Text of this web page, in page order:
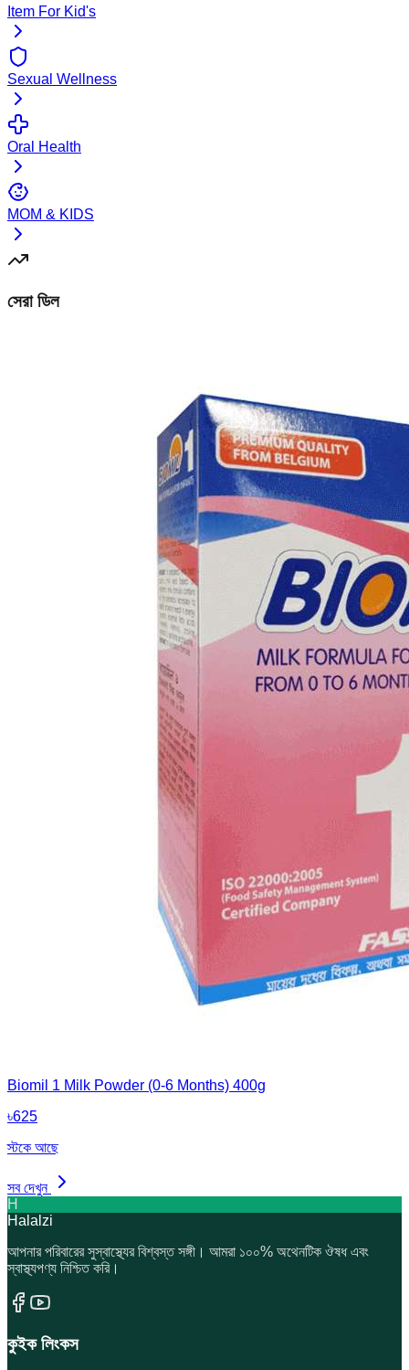
Item For Kid's
Sexual Wellness
Oral Health
MOM & KIDS
সেরা ডিল
Biomil 1 Milk Powder (0-6 Months) 400g
৳625
স্টকে আছে
সব দেখুন
H
Halalzi
আপনার পরিবারের সুস্বাস্থ্যের বিশ্বস্ত সঙ্গী। আমরা ১০০% অথেনটিক ঔষধ এবং
স্বাস্থ্যপণ্য নিশ্চিত করি।
কুইক লিংকস